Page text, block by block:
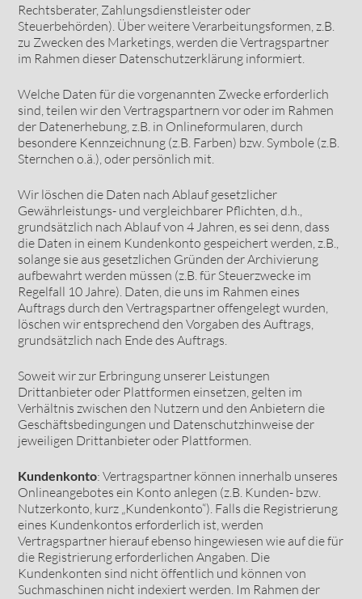
Rechtsberater, Zahlungsdienstleister oder
Steuerbehörden). Über weitere Verarbeitungsformen, z.B.
zu Zwecken des Marketings, werden die Vertragspartner
im Rahmen dieser Datenschutzerklärung informiert.
Welche Daten für die vorgenannten Zwecke erforderlich
sind, teilen wir den Vertragspartnern vor oder im Rahmen
der Datenerhebung, z.B. in Onlineformularen, durch
besondere Kennzeichnung (z.B. Farben) bzw. Symbole (z.B.
Sternchen o.ä.), oder persönlich mit.
Wir löschen die Daten nach Ablauf gesetzlicher
Gewährleistungs- und vergleichbarer Pflichten, d.h.,
grundsätzlich nach Ablauf von 4 Jahren, es sei denn, dass
die Daten in einem Kundenkonto gespeichert werden, z.B.,
solange sie aus gesetzlichen Gründen der Archivierung
aufbewahrt werden müssen (z.B. für Steuerzwecke im
Regelfall 10 Jahre). Daten, die uns im Rahmen eines
Auftrags durch den Vertragspartner offengelegt wurden,
löschen wir entsprechend den Vorgaben des Auftrags,
grundsätzlich nach Ende des Auftrags.
Soweit wir zur Erbringung unserer Leistungen
Drittanbieter oder Plattformen einsetzen, gelten im
Verhältnis zwischen den Nutzern und den Anbietern die
Geschäftsbedingungen und Datenschutzhinweise der
jeweiligen Drittanbieter oder Plattformen.
Kundenkonto: Vertragspartner können innerhalb unseres
Onlineangebotes ein Konto anlegen (z.B. Kunden- bzw.
Nutzerkonto, kurz „Kundenkonto“). Falls die Registrierung
eines Kundenkontos erforderlich ist, werden
Vertragspartner hierauf ebenso hingewiesen wie auf die für
die Registrierung erforderlichen Angaben. Die
Kundenkonten sind nicht öffentlich und können von
Suchmaschinen nicht indexiert werden. Im Rahmen der